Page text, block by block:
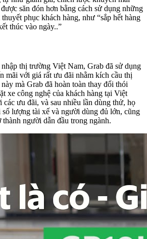
săn đón hơn bằng cách sử dụng những
phục khách hàng, như “sắp hết hàng
thúc vào ngày..”
thị trường Việt Nam, Grab đã sử dụng
mãi với giá rất ưu đãi nhằm kích cầu thị
mà Grab đã hoàn toàn thay đổi thói
xe công nghệ của khách hàng tại Việt
ưu đãi, và sau nhiều lần dùng thử, họ
lượng tài xế và người dùng đủ lớn, cũng
người dẫn đầu trong ngành.